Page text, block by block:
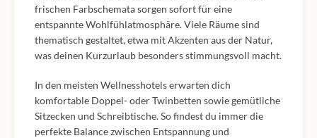
frischen Farbschemata sorgen sofort für eine
entspannte Wohlfühlatmosphäre. Viele Räume sind
thematisch gestaltet, etwa mit Akzenten aus der Natur,
was deinen Kurzurlaub besonders stimmungsvoll macht.
In den meisten Wellnesshotels erwarten dich
komfortable Doppel- oder Twinbetten sowie gemütliche
Sitzecken und Schreibtische. So findest du immer die
perfekte Balance zwischen Entspannung und